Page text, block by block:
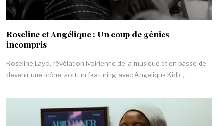
Roseline et Angélique : Un coup de génies
incompris
Roseline Layo, révélation ivoirienne de la musique et en passe de
devenir une icône, sort un featuring avec Angelique Kidjo,…